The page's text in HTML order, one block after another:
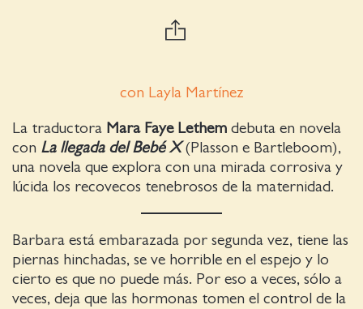
con Layla Martínez
La traductora Mara Faye Lethem debuta en novela
con La llegada del Bebé X(Plasson e Bartleboom),
una novela que explora con una mirada corrosiva y
lúcida los recovecos tenebrosos de la maternidad.
Barbara está embarazada por segunda vez, tiene las
piernas hinchadas, se ve horrible en el espejo y lo
cierto es que no puede más. Por eso a veces, sólo a
veces, deja que las hormonas tomen el control de la